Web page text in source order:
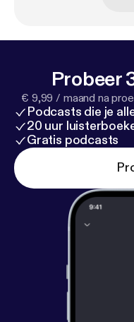
Probeer
€ 9,99 / maand na
Podcasts die je
20 uur
Gratis podcasts